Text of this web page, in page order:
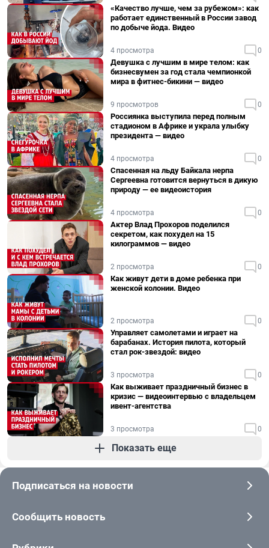
«Качество лучше, чем за рубежом»: как
работает единственный в России завод
по добыче йода. Видео
4 просмотра 0
Девушка с лучшим в мире телом: как
бизнесвумен за год стала чемпионкой
мира в фитнес-бикини — видео
9 просмотров 0
Россиянка выступила перед полным
стадионом в Африке и украла улыбку
президента — видео
4 просмотра 0
Спасенная на льду Байкала нерпа
Сергеевна готовится вернуться в дикую
природу — ее видеоистория
4 просмотра 0
Актер Влад Прохоров поделился
секретом, как похудел на 15
килограммов — видео
2 просмотра 0
Как живут дети в доме ребенка при
женской колонии. Видео
2 просмотра 0
Управляет самолетами и играет на
барабанах. История пилота, который
стал рок-звездой: видео
3 просмотра 0
Как выживает праздничный бизнес в
кризис — видеоинтервью с владельцем
ивент-агентства
3 просмотра 0
Показать еще
Подписаться на новости
Сообщить новость